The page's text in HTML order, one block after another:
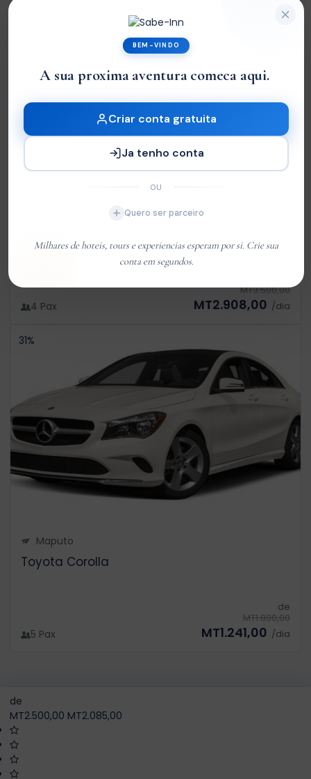
4 Pax
MT3.500,00
MT2.908,00 /dia
31%
Maputo
Toyota Corolla
5 Pax
de
MT1.800,00
MT1.241,00 /dia
de
MT2.500,00 MT2.085,00
BEM-VINDO
A sua proxima aventura comeca aqui.
Criar conta gratuita
Ja tenho conta
OU
Quero ser parceiro
Milhares de hoteis, tours e experiencias esperam por si. Crie sua
conta em segundos.